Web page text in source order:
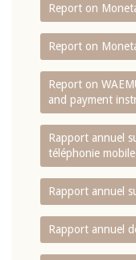
Report on
Report on
Report on
and payment
Rapport annuel
téléphonie mobile
Rapport annuel
Rapport annuel